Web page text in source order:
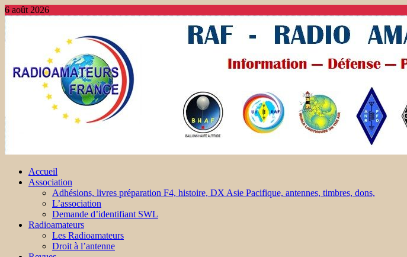
6 août 2026
Accueil
Association
Adhésions, livres préparation F4, histoire, DX Asie Pacifique, antennes, timbres, dons,
L’association
Demande d’identifiant SWL
Radioamateurs
Les Radioamateurs
Droit à l’antenne